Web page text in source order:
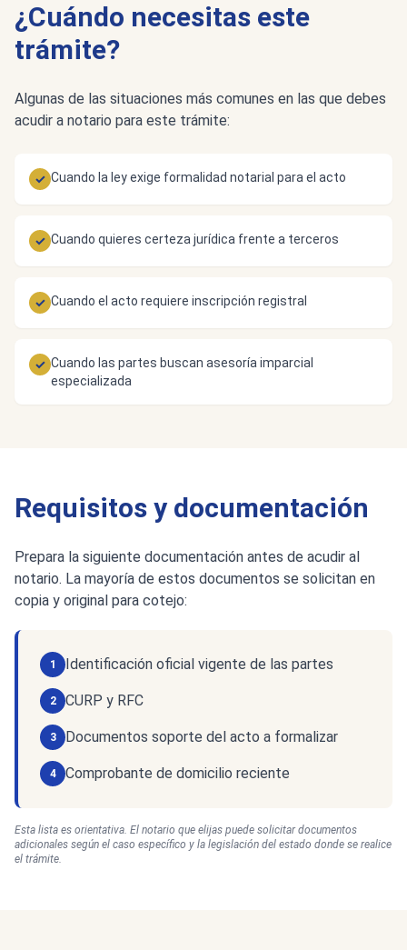
¿Cuándo necesitas este
trámite?
Algunas de las situaciones más comunes en las que debes
acudir a notario para este trámite:
✓ Cuando la ley exige formalidad notarial para el acto
✓ Cuando quieres certeza jurídica frente a terceros
✓ Cuando el acto requiere inscripción registral
✓ Cuando las partes buscan asesoría imparcial
especializada
Requisitos y documentación
Prepara la siguiente documentación antes de acudir al
notario. La mayoría de estos documentos se solicitan en
copia y original para cotejo:
1 Identificación oficial vigente de las partes
2 CURP y RFC
3 Documentos soporte del acto a formalizar
4 Comprobante de domicilio reciente
Esta lista es orientativa. El notario que elijas puede solicitar documentos
adicionales según el caso específico y la legislación del estado donde se realice
el trámite.